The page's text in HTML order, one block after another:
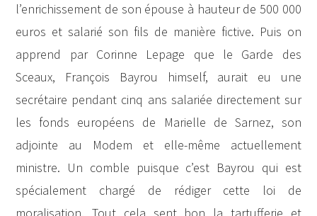
l’enrichissement de son épouse à hauteur de 500 000
euros et salarié son fils de manière fictive. Puis on
apprend par Corinne Lepage que le Garde des
Sceaux, François Bayrou himself, aurait eu une
secrétaire pendant cinq ans salariée directement sur
les fonds européens de Marielle de Sarnez, son
adjointe au Modem et elle-même actuellement
ministre. Un comble puisque c’est Bayrou qui est
spécialement chargé de rédiger cette loi de